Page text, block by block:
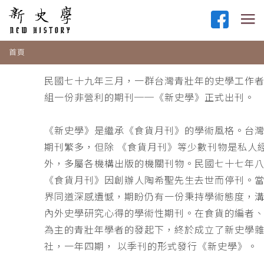
首頁
民國七十九年三月，一群台灣青壯年的史學工作
組一份非營利的期刊──《新史學》正式出刊。
《新史學》是繼承《食貨月刊》的學術風格。台
期刊繁多，但除 《食貨月刊》等少數刊物是私人
外，多屬各機構出版的機關刊物。民國七十七年
《食貨月刊》因創辦人陶希聖先生去世而停刊。
界同道深感遺憾，期盼仍有一份秉持學術態度，
內外史學研究心得的學術性期刊。在食貨的編者
為主的青壯年學者的發起下，終於成立了新史學
社，一年四期， 以季刊的形式發行《新史學》。